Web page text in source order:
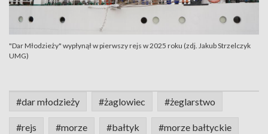
"Dar Młodzieży" wypłynął w pierwszy rejs w 2025 roku (zdj. Jakub Strzelczyk
UMG)
#dar młodzieży #żaglowiec #żeglarstwo
#rejs #morze #bałtyk #morze bałtyckie